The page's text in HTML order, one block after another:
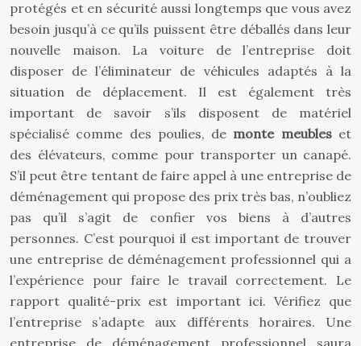
protégés et en sécurité aussi longtemps que vous avez
besoin jusqu’à ce qu’ils puissent être déballés dans leur
nouvelle maison. La voiture de l’entreprise doit
disposer de l’éliminateur de véhicules adaptés à la
situation de déplacement. Il est également très
important de savoir s’ils disposent de matériel
spécialisé comme des poulies, de monte meubleset
des élévateurs, comme pour transporter un canapé.
S’il peut être tentant de faire appel à une entreprise de
déménagement qui propose des prix très bas, n’oubliez
pas qu’il s’agit de confier vos biens à d’autres
personnes. C’est pourquoi il est important de trouver
une entreprise de déménagement professionnel qui a
l’expérience pour faire le travail correctement. Le
rapport qualité-prix est important ici. Vérifiez que
l’entreprise s’adapte aux différents horaires. Une
entreprise de déménagement professionnel saura